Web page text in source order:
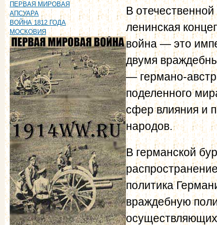
ПЕРВАЯ МИРОВАЯ
АПСУАРА
ВОЙНА 1812 ГОДА
МОСКОВИЯ
В
ленинская
война — это
двумя
— германо-
поделенного
сфер влияния и
народов.
В германской
политика
враждебную